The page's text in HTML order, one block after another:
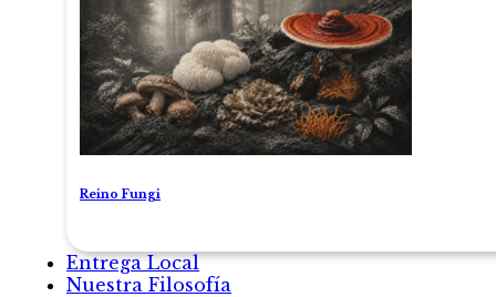
Reino Fungi
Entrega Local
Nuestra Filosofía